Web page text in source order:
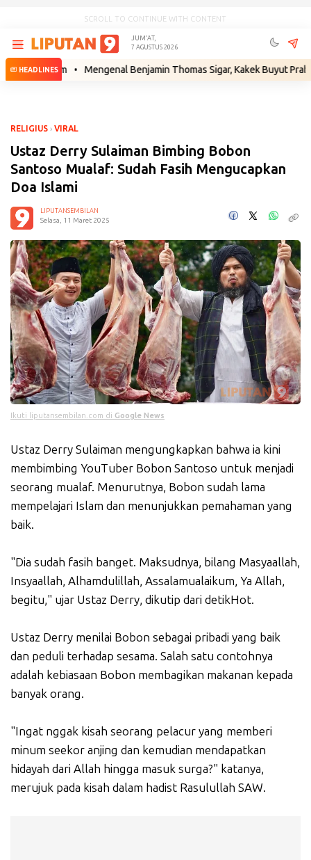
SCROLL TO CONTINUE WITH CONTENT
JUM'AT,
7 AGUSTUS 2026
HEADLINES
• Mengenal Benjamin Thomas Sigar, Kakek Buyut Prabowo dari
RELIGIUS › VIRAL
Ustaz Derry Sulaiman Bimbing Bobon
Santoso Mualaf: Sudah Fasih Mengucapkan
Doa Islami
LIPUTANSEMBILAN
Selasa, 11 Maret 2025
Ikuti liputansembilan.com di Google News
Ustaz Derry Sulaiman mengungkapkan bahwa ia kini
membimbing YouTuber Bobon Santoso untuk menjadi
seorang mualaf. Menurutnya, Bobon sudah lama
mempelajari Islam dan menunjukkan pemahaman yang
baik.
"Dia sudah fasih banget. Maksudnya, bilang Masyaallah,
Insyaallah, Alhamdulillah, Assalamualaikum, Ya Allah,
begitu," ujar Ustaz Derry, dikutip dari detikHot.
Ustaz Derry menilai Bobon sebagai pribadi yang baik
dan peduli terhadap sesama. Salah satu contohnya
adalah kebiasaan Bobon membagikan makanan kepada
banyak orang.
"Ingat nggak kisah seorang pelacur yang memberi
minum seekor anjing dan kemudian mendapatkan
hidayah dari Allah hingga masuk surga?" katanya,
merujuk pada kisah dalam hadist Rasulullah SAW.